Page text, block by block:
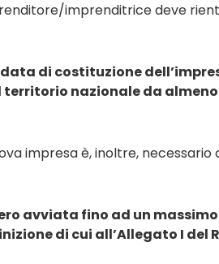
imprenditrice deve
di costituzione
nazionale da
impresa è, inoltre,
avviata fino ad un
di cui all’Allegato I del